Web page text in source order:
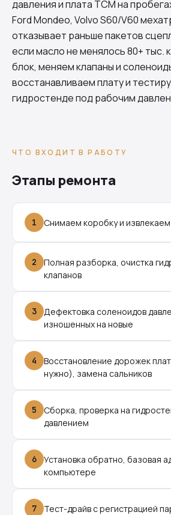
давления и плата TCM на
Ford Mondeo, Volvo S60/V60
отказывает раньше пакетов
если масло не менялось 80+ тыс.
блок, меняем клапаны и
восстанавливаем плату и
гидростенде под рабочим
ЧТО ВХОДИТ В РАБОТУ
Этапы ремонта
1 Снимаем коробку и
2
Полная разборка, очистка
клапанов
3
Дефектовка соленоидов
изношенных на новые
4
Восстановление дорожек
нужно), замена сальников
5
Сборка, проверка на
давлением
6
Установка обратно, базовая
компьютере
7 Тест-драйв с регистрацией